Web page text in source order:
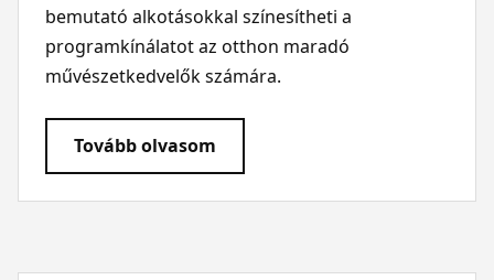
bemutató alkotásokkal színesítheti a
programkínálatot az otthon maradó
művészetkedvelők számára.
Tovább olvasom